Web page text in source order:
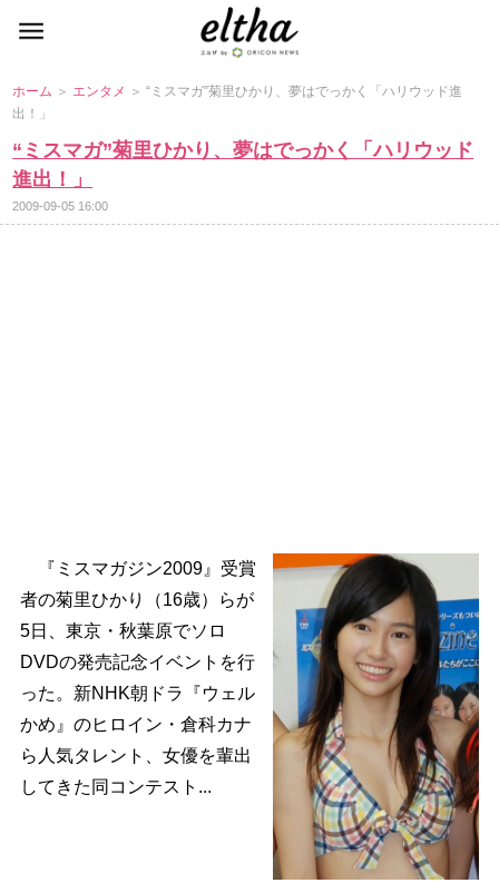
ホーム ＞ エンタメ ＞ “ミスマガ”菊里ひかり、夢はでっかく「ハリウッド進
出！」
“ミスマガ”菊里ひかり、夢はでっかく「ハリウッド
進出！」
2009-09-05 16:00
『ミスマガジン2009』受賞
者の菊里ひかり（16歳）らが
5日、東京・秋葉原でソロ
DVDの発売記念イベントを行
った。新NHK朝ドラ『ウェル
かめ』のヒロイン・倉科カナ
ら人気タレント、女優を輩出
してきた同コンテスト...